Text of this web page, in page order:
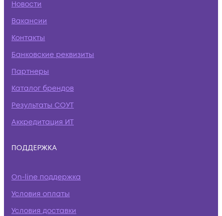
Новости
Вакансии
Контакты
Банковские реквизиты
Партнеры
Каталог брендов
Результаты СОУТ
Аккредитация ИТ
ПОДДЕРЖКА
On-line поддержка
Условия оплаты
Условия доставки